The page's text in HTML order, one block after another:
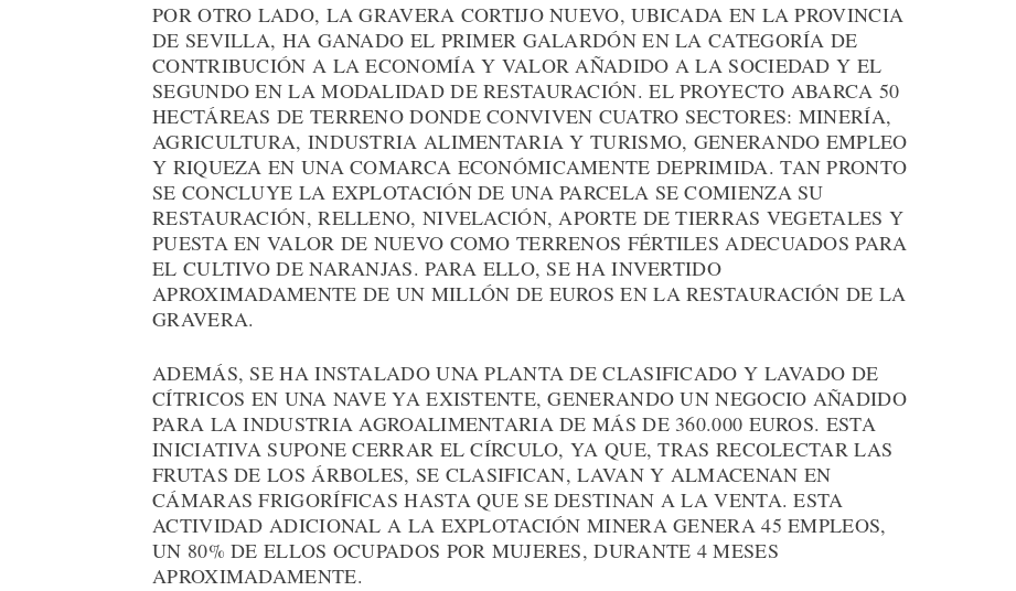
POR OTRO LADO, LA GRAVERA CORTIJO NUEVO, UBICADA EN LA PROVINCIA
DE SEVILLA, HA GANADO EL PRIMER GALARDÓN EN LA CATEGORÍA DE
CONTRIBUCIÓN A LA ECONOMÍA Y VALOR AÑADIDO A LA SOCIEDAD Y EL
SEGUNDO EN LA MODALIDAD DE RESTAURACIÓN. EL PROYECTO ABARCA 50
HECTÁREAS DE TERRENO DONDE CONVIVEN CUATRO SECTORES: MINERÍA,
AGRICULTURA, INDUSTRIA ALIMENTARIA Y TURISMO, GENERANDO EMPLEO
Y RIQUEZA EN UNA COMARCA ECONÓMICAMENTE DEPRIMIDA. TAN PRONTO
SE CONCLUYE LA EXPLOTACIÓN DE UNA PARCELA SE COMIENZA SU
RESTAURACIÓN, RELLENO, NIVELACIÓN, APORTE DE TIERRAS VEGETALES Y
PUESTA EN VALOR DE NUEVO COMO TERRENOS FÉRTILES ADECUADOS PARA
EL CULTIVO DE NARANJAS. PARA ELLO, SE HA INVERTIDO
APROXIMADAMENTE DE UN MILLÓN DE EUROS EN LA RESTAURACIÓN DE LA
GRAVERA.
ADEMÁS, SE HA INSTALADO UNA PLANTA DE CLASIFICADO Y LAVADO DE
CÍTRICOS EN UNA NAVE YA EXISTENTE, GENERANDO UN NEGOCIO AÑADIDO
PARA LA INDUSTRIA AGROALIMENTARIA DE MÁS DE 360.000 EUROS. ESTA
INICIATIVA SUPONE CERRAR EL CÍRCULO, YA QUE, TRAS RECOLECTAR LAS
FRUTAS DE LOS ÁRBOLES, SE CLASIFICAN, LAVAN Y ALMACENAN EN
CÁMARAS FRIGORÍFICAS HASTA QUE SE DESTINAN A LA VENTA. ESTA
ACTIVIDAD ADICIONAL A LA EXPLOTACIÓN MINERA GENERA 45 EMPLEOS,
UN 80% DE ELLOS OCUPADOS POR MUJERES, DURANTE 4 MESES
APROXIMADAMENTE.